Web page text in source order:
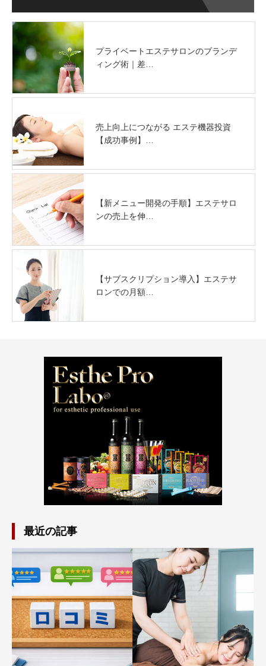
プライベートエステサロンのブランデ
ィング術｜差…
売上向上につながる エステ機器投資
【成功事例】…
【新メニュー開発の手順】エステサロ
ンの売上を伸…
【サブスクリプション導入】エステサ
ロンでの月額…
最近の記事